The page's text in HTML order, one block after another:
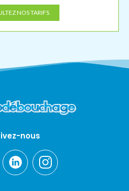
NOS TARIFS
nous